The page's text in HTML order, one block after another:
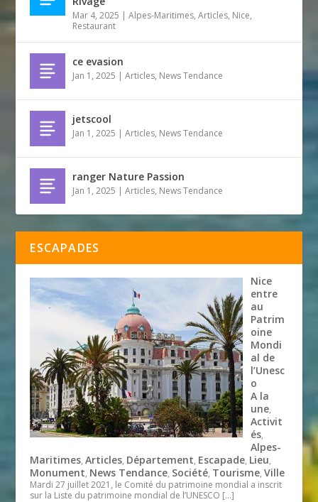
Mar 4, 2025 |Alpes-Maritimes,Articles, Nice,
Restaurant
ce evasion
Jan 1, 2025 |Articles, News Tendance
jetscool
Jan 1, 2025 |Articles, News Tendance
ranger Nature Passion
Jan 1, 2025 |Articles, News Tendance
ESCAPADES
Nice
entre
au
Patrim
oine
Mondi
al de
l’Unesc
o
A la
une,
Activit
és,
Alpes-
Maritimes,Articles, Département, Escapade, Lieu,
Monument, News Tendance, Société, Tourisme,Ville
Mardi 27 juillet 2021, le Comité du patrimoine mondial a inscrit
sur la Liste du patrimoine mondial de l’UNESCO […]